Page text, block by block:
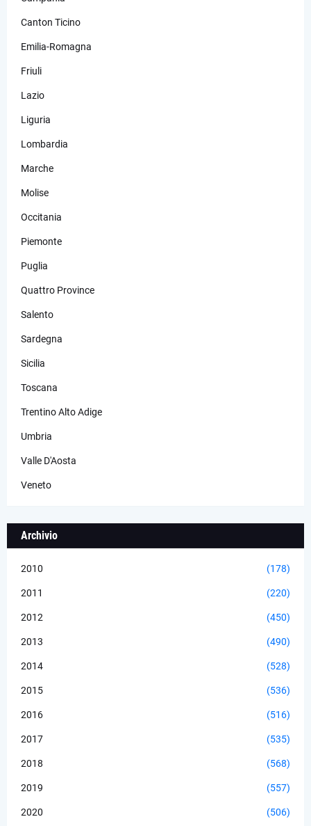
Canton Ticino
Emilia-Romagna
Friuli
Lazio
Liguria
Lombardia
Marche
Molise
Occitania
Piemonte
Puglia
Quattro Province
Salento
Sardegna
Sicilia
Toscana
Trentino Alto Adige
Umbria
Valle D'Aosta
Veneto
Archivio
2010 (178)
2011 (220)
2012 (450)
2013 (490)
2014 (528)
2015 (536)
2016 (516)
2017 (535)
2018 (568)
2019 (557)
2020 (506)